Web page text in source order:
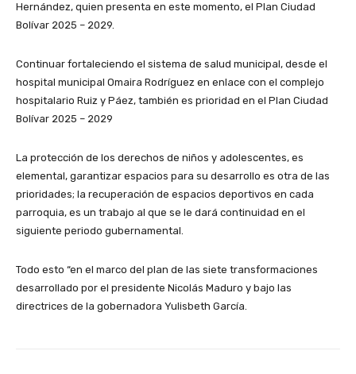
Hernández, quien presenta en este momento, el Plan Ciudad
Bolívar 2025 – 2029.
Continuar fortaleciendo el sistema de salud municipal, desde el
hospital municipal Omaira Rodríguez en enlace con el complejo
hospitalario Ruiz y Páez, también es prioridad en el Plan Ciudad
Bolívar 2025 – 2029
La protección de los derechos de niños y adolescentes, es
elemental, garantizar espacios para su desarrollo es otra de las
prioridades; la recuperación de espacios deportivos en cada
parroquia, es un trabajo al que se le dará continuidad en el
siguiente periodo gubernamental.
Todo esto “en el marco del plan de las siete transformaciones
desarrollado por el presidente Nicolás Maduro y bajo las
directrices de la gobernadora Yulisbeth García.